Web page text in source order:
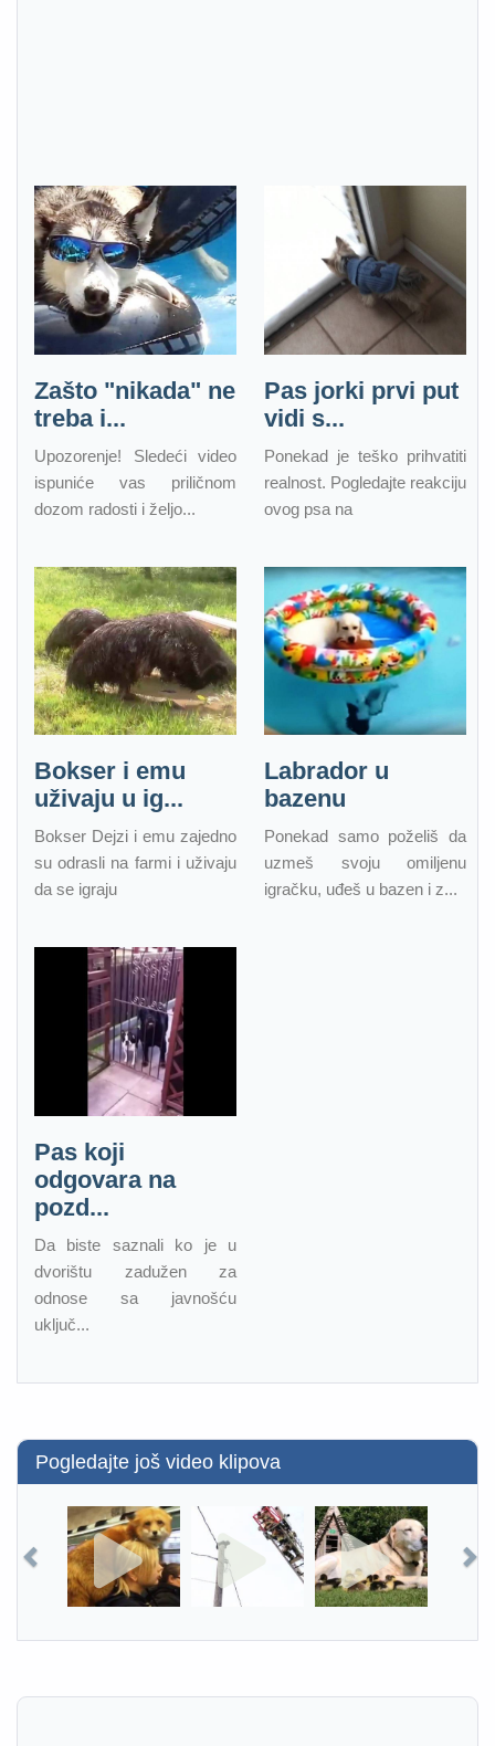
Zašto "nikada" ne
treba i...
Upozorenje! Sledeći video
ispuniće vas priličnom
dozom radosti i željo...
Pas jorki prvi put
vidi s...
Ponekad je teško prihvatiti
realnost. Pogledajte reakciju
ovog psa na
Bokser i emu
uživaju u ig...
Bokser Dejzi i emu zajedno
su odrasli na farmi i uživaju
da se igraju
Labrador u
bazenu
Ponekad samo poželiš da
uzmeš svoju omiljenu
igračku, uđeš u bazen i z...
Pas koji
odgovara na
pozd...
Da biste saznali ko je u
dvorištu zadužen za
odnose sa javnošću
uključ...
Pogledajte još video klipova